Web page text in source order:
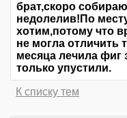
брат,скоро
недолелив!По
хотим,потому что
не могла отличить
месяца лечила фиг
только упустили.
К списку тем